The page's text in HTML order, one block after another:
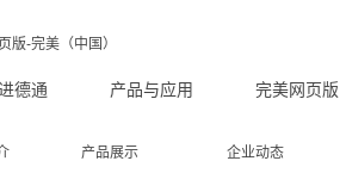
版-完美（中国）
德通 产品与应用
产品展示
完美网页版
企业动态